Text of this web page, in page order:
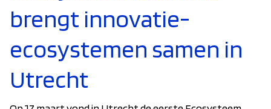
brengt innovatie-
ecosystemen samen in
Utrecht